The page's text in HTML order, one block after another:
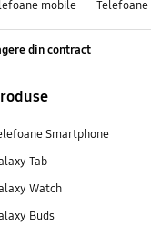
mobile
din contract
Smartphone
Tab
Watch
Buds